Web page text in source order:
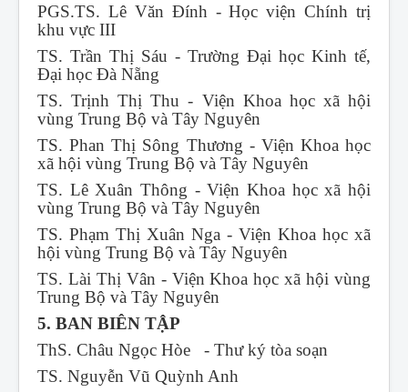
PGS.TS. Lê Văn Đính - Học viện Chính trị
khu vực III
TS. Trần Thị Sáu - Trường Đại học Kinh tế,
Đại học Đà Nẵng
TS. Trịnh Thị Thu - Viện Khoa học xã hội
vùng Trung Bộ và Tây Nguyên
TS. Phan Thị Sông Thương - Viện Khoa học
xã hội vùng Trung Bộ và Tây Nguyên
TS. Lê Xuân Thông - Viện Khoa học xã hội
vùng Trung Bộ và Tây Nguyên
TS. Phạm Thị Xuân Nga - Viện Khoa học xã
hội vùng Trung Bộ và Tây Nguyên
TS. Lài Thị Vân - Viện Khoa học xã hội vùng
Trung Bộ và Tây Nguyên
5. BAN BIÊN TẬP
ThS. Châu Ngọc Hòe - Thư ký tòa soạn
TS. Nguyễn Vũ Quỳnh Anh